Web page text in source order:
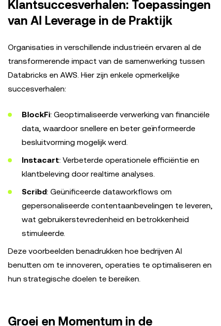
Klantsuccesverhalen: Toepassingen
van AI Leverage in de Praktijk
Organisaties in verschillende industrieën ervaren al de
transformerende impact van de samenwerking tussen
Databricks en AWS. Hier zijn enkele opmerkelijke
succesverhalen:
BlockFi: Geoptimaliseerde verwerking van financiële
data, waardoor snellere en beter geïnformeerde
besluitvorming mogelijk werd.
Instacart: Verbeterde operationele efficiëntie en
klantbeleving door realtime analyses.
Scribd: Geünificeerde dataworkflows om
gepersonaliseerde contentaanbevelingen te leveren,
wat gebruikerstevredenheid en betrokkenheid
stimuleerde.
Deze voorbeelden benadrukken hoe bedrijven AI
benutten om te innoveren, operaties te optimaliseren en
hun strategische doelen te bereiken.
Groei en Momentum in de